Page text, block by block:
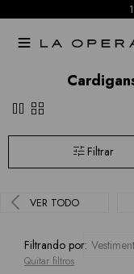

pause grid_view
VER TODO
Filtrando por:
Quitar filtros
Shorts
Tash &
Hidden
Current
Air
BCBGMAXAZRIA
Todas